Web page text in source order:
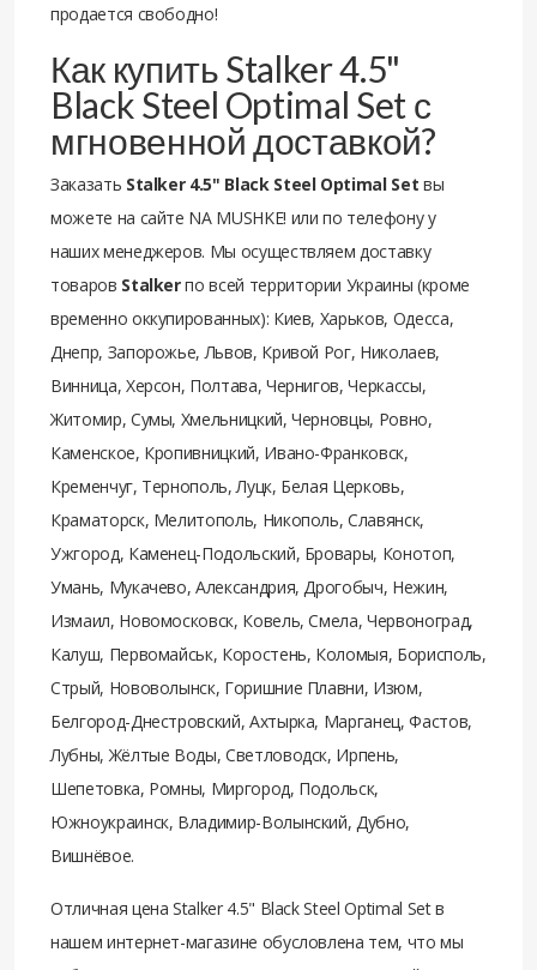
продается свободно!
Как купить Stalker 4.5"
Black Steel Optimal Set с
мгновенной доставкой?
Заказать Stalker 4.5" Black Steel Optimal Set вы
можете на сайте NA MUSHKE! или по телефону у
наших менеджеров. Мы осуществляем доставку
товаров Stalkerпо всей территории Украины (кроме
временно оккупированных): Киев, Харьков, Одесса,
Днепр, Запорожье, Львов, Кривой Рог, Николаев,
Винница, Херсон, Полтава, Чернигов, Черкассы,
Житомир, Сумы, Хмельницкий, Черновцы, Ровно,
Каменское, Кропивницкий, Ивано-Франковск,
Кременчуг, Тернополь, Луцк, Белая Церковь,
Краматорск, Мелитополь, Никополь, Славянск,
Ужгород, Каменец-Подольский, Бровары, Конотоп,
Умань, Мукачево, Александрия, Дрогобыч, Нежин,
Измаил, Новомосковск, Ковель, Смела, Червоноград,
Калуш, Первомайськ, Коростень, Коломыя, Борисполь,
Стрый, Нововолынск, Горишние Плавни, Изюм,
Белгород-Днестровский, Ахтырка, Марганец, Фастов,
Лубны, Жёлтые Воды, Светловодск, Ирпень,
Шепетовка, Ромны, Миргород, Подольск,
Южноукраинск, Владимир-Волынский, Дубно,
Вишнёвое.
Отличная цена Stalker 4.5" Black Steel Optimal Set в
нашем интернет-магазине обусловлена тем, что мы